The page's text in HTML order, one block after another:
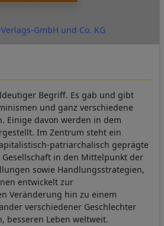
GmbH und Co. KG
Begriff. Es gab und gibt
und ganz verschiedene
Einige davon werden in dem
Im Zentrum steht ein
patriarchalisch geprägte
in den Mittelpunkt der
sowie Handlungsstrategien,
entwickelt zur
Veränderung hin zu einem
verschiedener Geschlechter
besseren Leben weltweit.